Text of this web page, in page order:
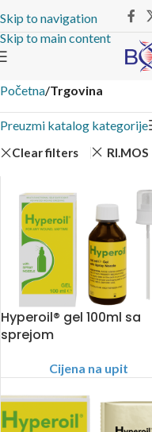
Skip to navigation
Skip to main content
Početna/Trgovina
Preuzmi katalog kategorije
Clear filters RI.MOS
Hyperoil® gel 100ml sa
sprejom
Cijena na upit